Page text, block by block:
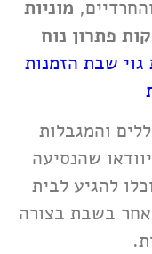
מוניות
מספקות פתרון נוח
גוי שבת הזמנות
והמגבלות
שהנסיעה
להגיע לבית
בשבת בצורה